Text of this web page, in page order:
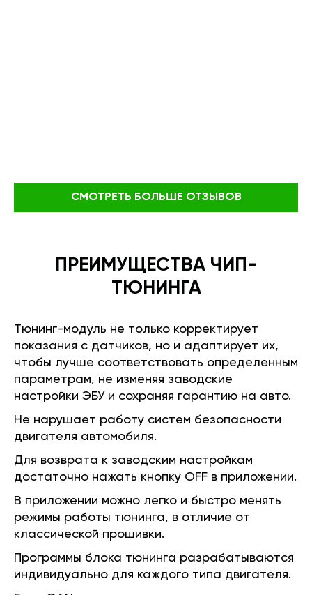
СМОТРЕТЬ БОЛЬШЕ ОТЗЫВОВ
ПРЕИМУЩЕСТВА ЧИП-
ТЮНИНГА
Тюнинг-модуль не только корректирует
показания с датчиков, но и адаптирует их,
чтобы лучше соответствовать определенным
параметрам, не изменяя заводские
настройки ЭБУ и сохраняя гарантию на авто.
Не нарушает работу систем безопасности
двигателя автомобиля.
Для возврата к заводским настройкам
достаточно нажать кнопку OFF в приложении.
В приложении можно легко и быстро менять
режимы работы тюнинга, в отличие от
классической прошивки.
Программы блока тюнинга разрабатываются
индивидуально для каждого типа двигателя.